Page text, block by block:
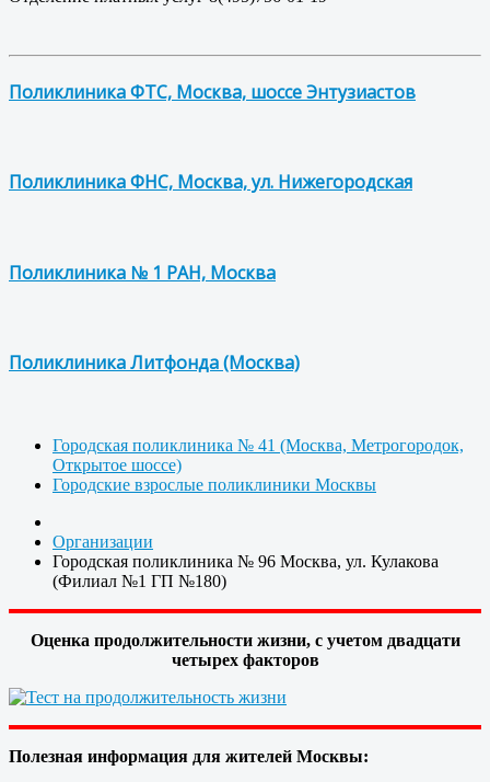
Поликлиника ФТС, Москва, шоссе Энтузиастов
Поликлиника ФНС, Москва, ул. Нижегородская
Поликлиника № 1 РАН, Москва
Поликлиника Литфонда (Москва)
Городская поликлиника № 41 (Москва, Метрогородок,
Открытое шоссе)
Городские взрослые поликлиники Москвы
Организации
Городская поликлиника № 96 Москва, ул. Кулакова
(Филиал №1 ГП №180)
Оценка продолжительности жизни, с учетом двадцати
четырех факторов
Полезная информация для жителей Москвы: